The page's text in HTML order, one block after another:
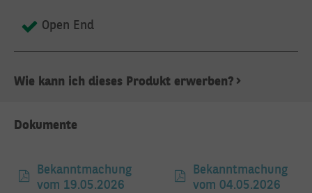
Open End
Wie kann ich dieses Produkt erwerben?
Dokumente
Bekanntmachung
vom 19.05.2026
Bekanntmachung
vom 04.05.2026